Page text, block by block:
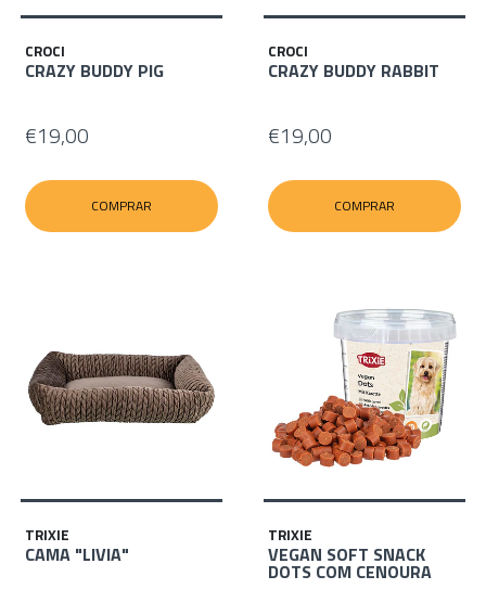
CROCI
CRAZY BUDDY PIG
€19,00
COMPRAR
CROCI
CRAZY BUDDY RABBIT
€19,00
COMPRAR
TRIXIE
CAMA "LIVIA"
TRIXIE
VEGAN SOFT SNACK
DOTS COM CENOURA